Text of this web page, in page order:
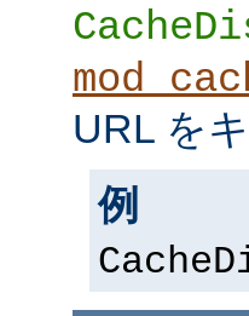
URL を
例